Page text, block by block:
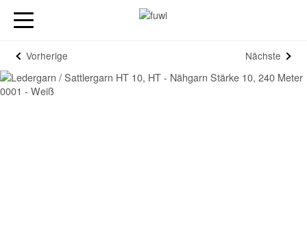
Vorherige Nächste